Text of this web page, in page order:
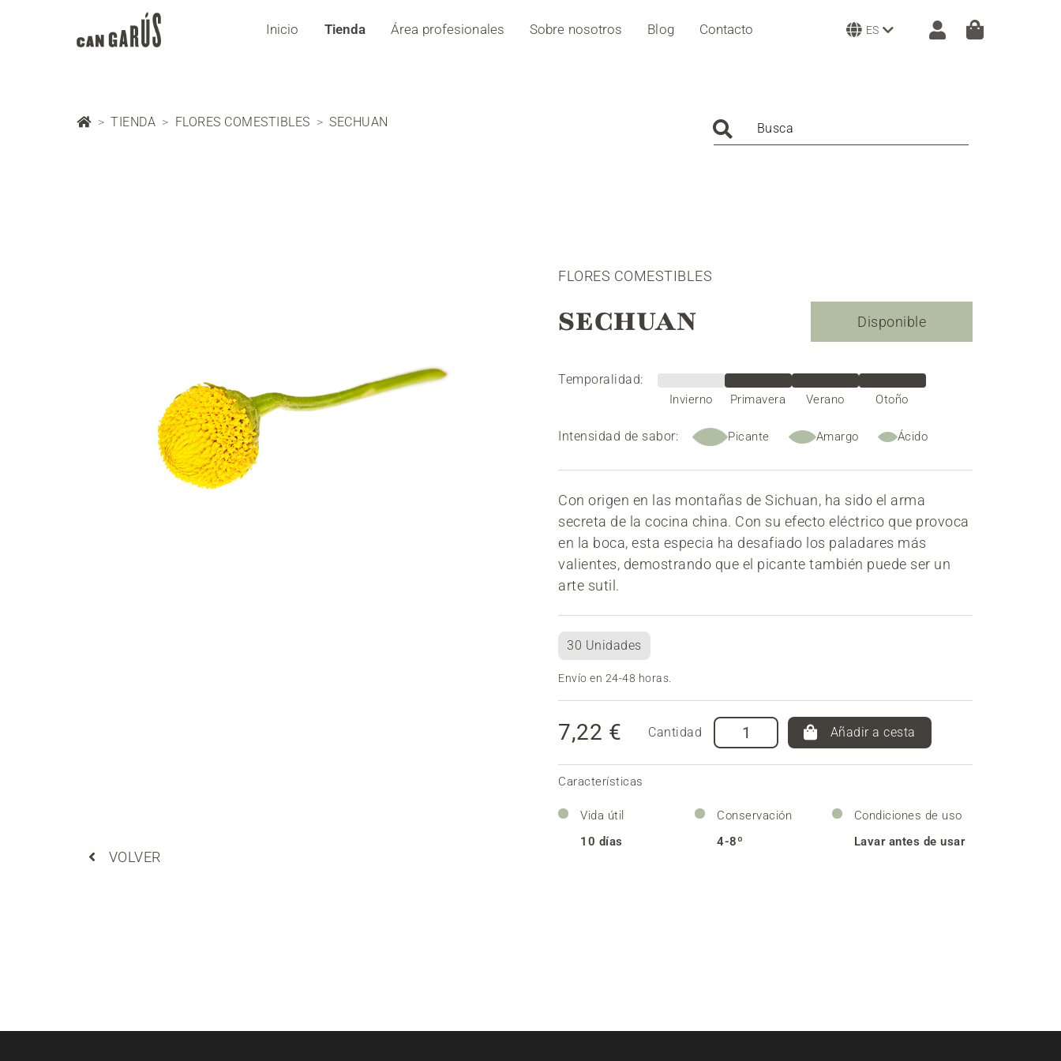
Inicio Tienda Área profesionales Sobre nosotros Blog Contacto ES
TIENDA FLORES COMESTIBLES SECHUAN Busca
FLORES COMESTIBLES
SECHUAN Disponible
Temporalidad:
Invierno Primavera Verano Otoño
Intensidad de sabor: Picante Amargo Ácido
Con origen en las montañas de Sichuan, ha sido el arma
secreta de la cocina china. Con su efecto eléctrico que provoca
en la boca, esta especia ha desafiado los paladares más
valientes, demostrando que el picante también puede ser un
arte sutil.
30 Unidades
Envío en 24-48 horas.
7,22 € Cantidad Añadir a cesta
Características
Vida útil
10 días
Conservación
4-8º
Condiciones de uso
Lavar antes de usar
VOLVER